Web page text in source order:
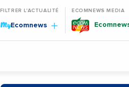
FILTRER L'ACTUALITÉ
MyEcomnews
ECOMNEWS MEDIA